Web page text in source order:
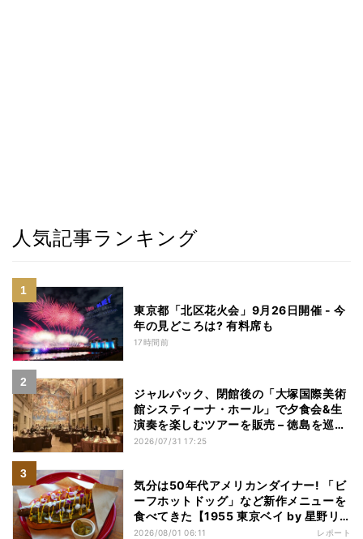
人気記事ランキング
東京都「北区花火会」9月26日開催 - 今
年の見どころは? 有料席も
17時間前
ジャルパック、閉館後の「大塚国際美術
館システィーナ・ホール」で夕食会&生
演奏を楽しむツアーを販売 – 徳島を巡る
5つのコース
2026/07/31 17:25
気分は50年代アメリカンダイナー! 「ビ
ーフホットドッグ」など新作メニューを
食べてきた【1955 東京ベイ by 星野リ
ゾート宿泊レポ】
2026/08/01 06:11 レポート